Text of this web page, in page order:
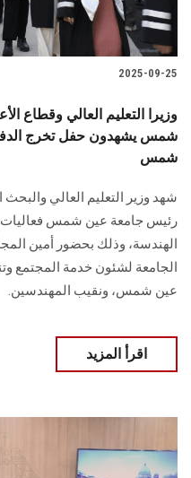
2025-09-25
وزيرا التعليم العالي وقطاع
شمس
شهد وزير التعليم العالي والبحث
الهندسة، وذلك بحضور أمين
الجامعة لشئون خدمة المجتمع
عين شمس، ونقيب المهندسين.
اقرأ المزيد